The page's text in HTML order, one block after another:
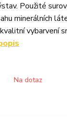
Použité
minerálních
vybarvení
Na dotaz